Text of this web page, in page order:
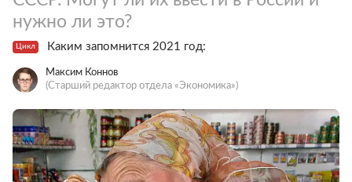
нужно ли это?
Цикл Каким запомнится 2021 год:
Максим Коннов
(Старший редактор отдела «Экономика»)